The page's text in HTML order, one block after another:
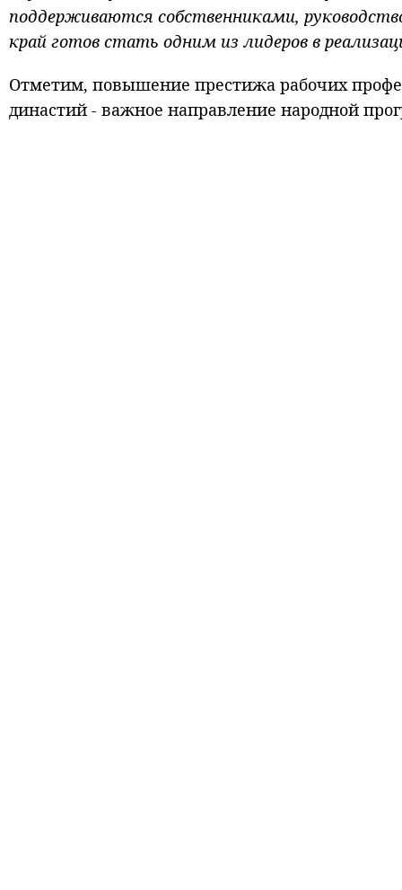
поддерживаются собственниками,
край готов стать одним из лидеров в
Отметим, повышение престижа рабочих
династий - важное направление народной